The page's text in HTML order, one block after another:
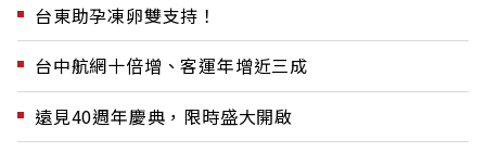
台東助孕凍卵雙支持！
台中航網十倍增、客運年增近三成
遠見40週年慶典，限時盛大開啟